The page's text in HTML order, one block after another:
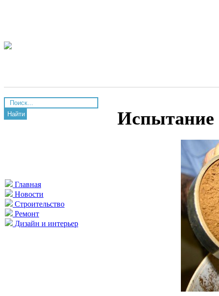
Найти
Главная
Новости
Строительство
Ремонт
Дизайн и интерьер
Испытание